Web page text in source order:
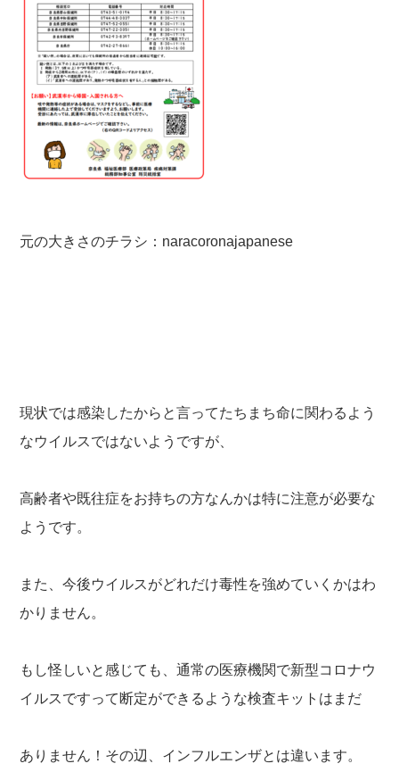
元の大きさのチラシ： naracoronajapanese
現状では感染したからと言ってたちまち命に関わるよう
なウイルスではないようですが、
高齢者や既往症をお持ちの方なんかは特に注意が必要な
ようです。
また、今後ウイルスがどれだけ毒性を強めていくかはわ
かりません。
もし怪しいと感じても、通常の医療機関で新型コロナウ
イルスですって断定ができるような検査キットはまだ
ありません！その辺、インフルエンザとは違います。